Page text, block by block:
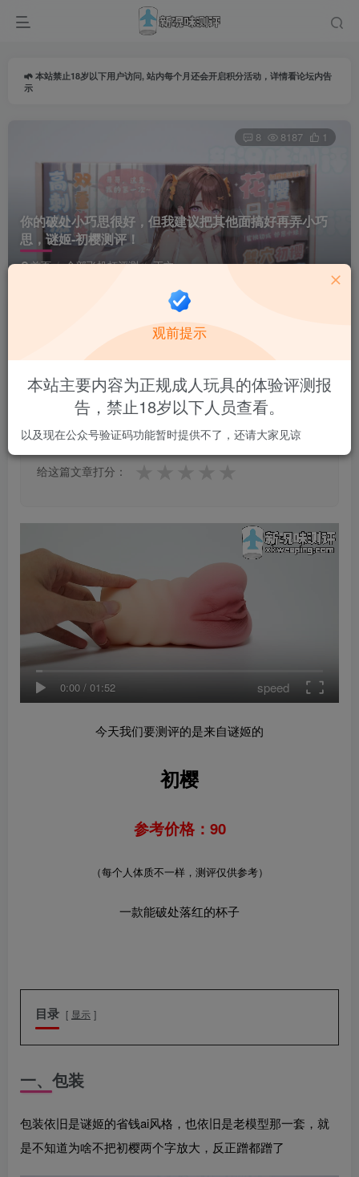
本站禁止18岁以下用户访问, 站内每个月还会开启积分活动，详情看论坛内告
示
你的破处小巧思很好，但我建议把其他面搞好再弄小巧
思，谜姬-初樱测评！
首页 全部飞机杯评测 正文
8 8187 1
★★★★★
★★★★★ 0 人参与
给这篇文章打分：
0:00 / 01:52 speed
今天我们要测评的是来自谜姬的
初樱
参考价格：90
（每个人体质不一样，测评仅供参考）
一款能破处落红的杯子
目录 显示
一、包装
包装依旧是谜姬的省钱ai风格，也依旧是老模型那一套，就
是不知道为啥不把初樱两个字放大，反正蹭都蹭了
观前提示
本站主要内容为正规成人玩具的体验评测报
告，禁止18岁以下人员查看。
以及现在公众号验证码功能暂时提供不了，还请大家见谅